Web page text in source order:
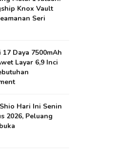
Knox Vault
Seri
17 Daya 7500mAh
Layar 6,9 Inci
Hari Ini Senin
2026, Peluang